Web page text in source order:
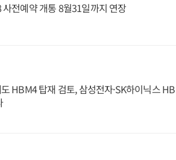
전예약 개통 8월31일까지 연장
HBM4 탑재 검토, 삼성전자·SK하이닉스 HB